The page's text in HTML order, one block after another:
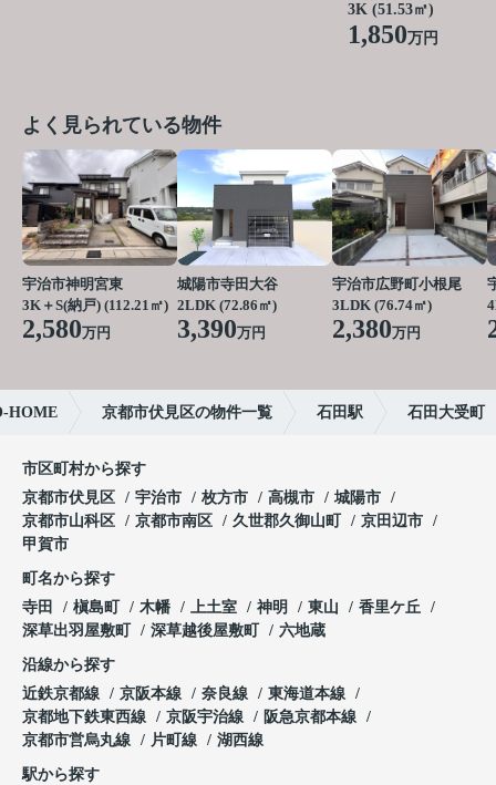
3K (51.53㎡)
1,850万円
よく見られている物件
宇治市神明宮東
3K＋S(納戸) (112.21㎡)
2,580万円
城陽市寺田大谷
2LDK (72.86㎡)
3,390万円
宇治市広野町小根尾
3LDK (76.74㎡)
2,380万円
HOME 京都市伏見区の物件一覧 石田駅 石田大受町
市区町村から探す
京都市伏見区
宇治市 枚方市 高槻市
城陽市
京都市山科区
京都市南区 久世郡久御山町
京田辺市
甲賀市
町名から探す
寺田
槇島町 木幡 上土室 神明 東山
香里ケ丘
深草出羽屋敷町
深草越後屋敷町 六地蔵
沿線から探す
近鉄京都線
京阪本線 奈良線
東海道本線
京都地下鉄東西線
京阪宇治線
阪急京都本線
京都市営烏丸線
片町線 湖西線
駅から探す